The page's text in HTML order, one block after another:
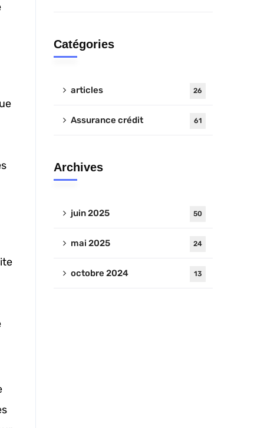
Catégories
articles 26
Assurance crédit 61
Archives
juin 2025 50
mai 2025 24
octobre 2024 13